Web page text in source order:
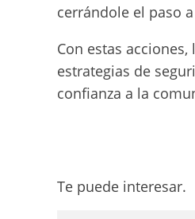
cerrándole el paso
Con estas
estrategias de
confianza a la
Te puede interesar.